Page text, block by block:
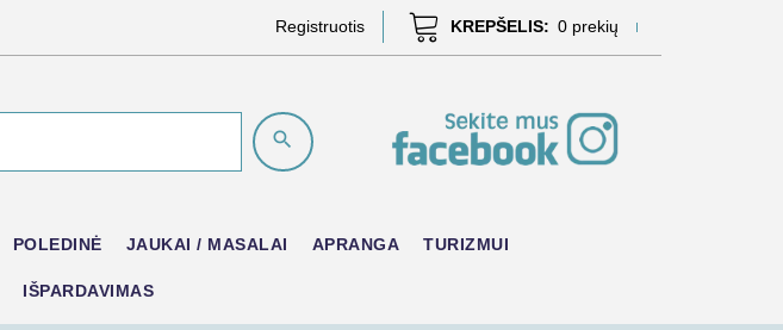
Registruotis KREPŠELIS: 0 prekių
POLEDINĖ JAUKAI / MASALAI APRANGA TURIZMUI
IŠPARDAVIMAS